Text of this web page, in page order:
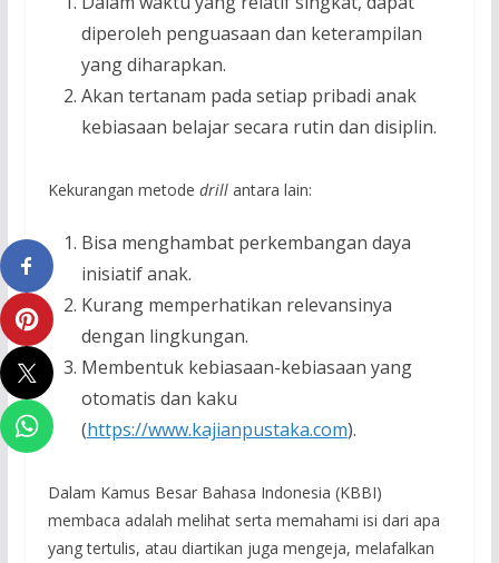
diperoleh penguasaan dan keterampilan
yang diharapkan.
Akan tertanam pada setiap pribadi anak
kebiasaan belajar secara rutin dan disiplin.
Kekurangan metode drillantara lain:
Bisa menghambat perkembangan daya
inisiatif anak.
Kurang memperhatikan relevansinya
dengan lingkungan.
Membentuk kebiasaan-kebiasaan yang
otomatis dan kaku
(https://www.kajianpustaka.com).
Dalam Kamus Besar Bahasa Indonesia (KBBI)
membaca adalah melihat serta memahami isi dari apa
yang tertulis, atau diartikan juga mengeja, melafalkan